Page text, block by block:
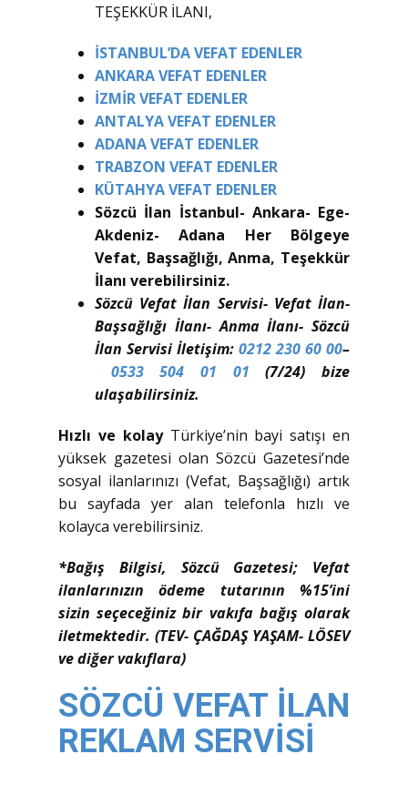
TEŞEKKÜR İLANI,
İSTANBUL’DA VEFAT EDENLER
ANKARA VEFAT EDENLER
İZMİR VEFAT EDENLER
ANTALYA VEFAT EDENLER
ADANA VEFAT EDENLER
TRABZON VEFAT EDENLER
KÜTAHYA VEFAT EDENLER
Sözcü İlan İstanbul- Ankara- Ege-
Akdeniz- Adana Her Bölgeye
Vefat, Başsağlığı, Anma, Teşekkür
İlanı verebilirsiniz.
Sözcü Vefat İlan Servisi- Vefat İlan-
Başsağlığı İlanı- Anma İlanı- Sözcü
İlan Servisi İletişim: 0212 230 60 00–
0533 504 01 01 (7/24) bize
ulaşabilirsiniz.
Hızlı ve kolayTürkiye’nin bayi satışı en
yüksek gazetesi olan Sözcü Gazetesi’nde
sosyal ilanlarınızı (Vefat, Başsağlığı) artık
bu sayfada yer alan telefonla hızlı ve
kolayca verebilirsiniz.
*Bağış Bilgisi, Sözcü Gazetesi; Vefat
ilanlarınızın ödeme tutarının %15’ini
sizin seçeceğiniz bir vakıfa bağış olarak
iletmektedir. (TEV- ÇAĞDAŞ YAŞAM- LÖSEV
ve diğer vakıflara)
SÖZCÜ VEFAT İLAN
REKLAM SERVİSİ